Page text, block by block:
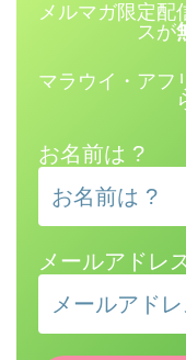
メルマガ限定配
スが
マラウイ・アフ
お名前は ?
メールアドレ